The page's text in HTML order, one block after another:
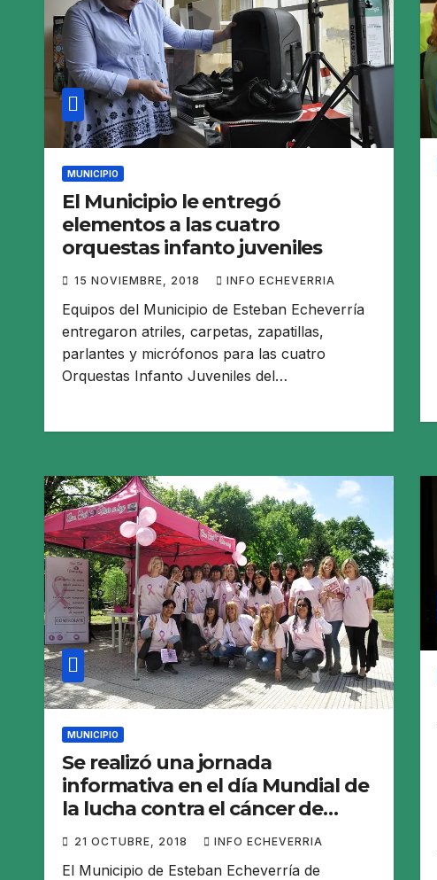
MUNICIPIO
El Municipio le entregó
elementos a las cuatro
orquestas infanto juveniles
15 NOVIEMBRE, 2018 INFO ECHEVERRIA
Equipos del Municipio de Esteban Echeverría
entregaron atriles, carpetas, zapatillas,
parlantes y micrófonos para las cuatro
Orquestas Infanto Juveniles del…
MUNICIPIO
Se realizó una jornada
informativa en el día Mundial de
la lucha contra el cáncer de
mama
21 OCTUBRE, 2018 INFO ECHEVERRIA
El Municipio de Esteban Echeverría de